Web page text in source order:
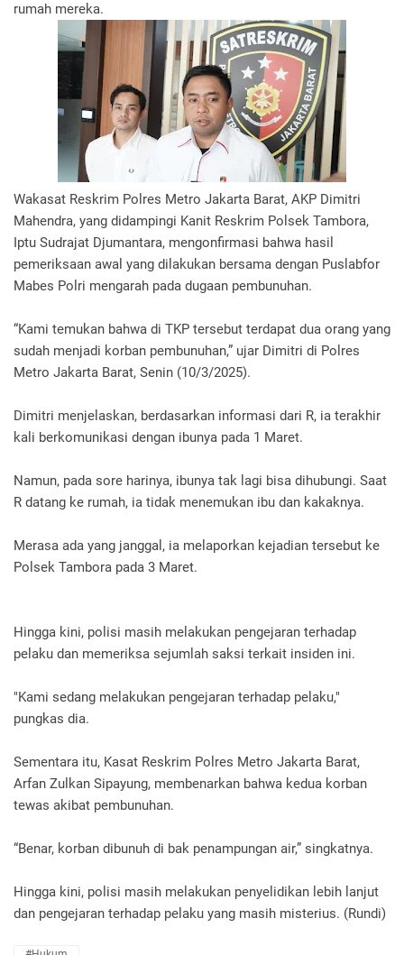
rumah mereka.
Wakasat Reskrim Polres Metro Jakarta Barat, AKP Dimitri
Mahendra, yang didampingi Kanit Reskrim Polsek Tambora,
Iptu Sudrajat Djumantara, mengonfirmasi bahwa hasil
pemeriksaan awal yang dilakukan bersama dengan Puslabfor
Mabes Polri mengarah pada dugaan pembunuhan.
“Kami temukan bahwa di TKP tersebut terdapat dua orang yang
sudah menjadi korban pembunuhan,” ujar Dimitri di Polres
Metro Jakarta Barat, Senin (10/3/2025).
Dimitri menjelaskan, berdasarkan informasi dari R, ia terakhir
kali berkomunikasi dengan ibunya pada 1 Maret.
Namun, pada sore harinya, ibunya tak lagi bisa dihubungi. Saat
R datang ke rumah, ia tidak menemukan ibu dan kakaknya.
Merasa ada yang janggal, ia melaporkan kejadian tersebut ke
Polsek Tambora pada 3 Maret.
Hingga kini, polisi masih melakukan pengejaran terhadap
pelaku dan memeriksa sejumlah saksi terkait insiden ini.
"Kami sedang melakukan pengejaran terhadap pelaku,"
pungkas dia.
Sementara itu, Kasat Reskrim Polres Metro Jakarta Barat,
Arfan Zulkan Sipayung, membenarkan bahwa kedua korban
tewas akibat pembunuhan.
“Benar, korban dibunuh di bak penampungan air,” singkatnya.
Hingga kini, polisi masih melakukan penyelidikan lebih lanjut
dan pengejaran terhadap pelaku yang masih misterius. (Rundi)